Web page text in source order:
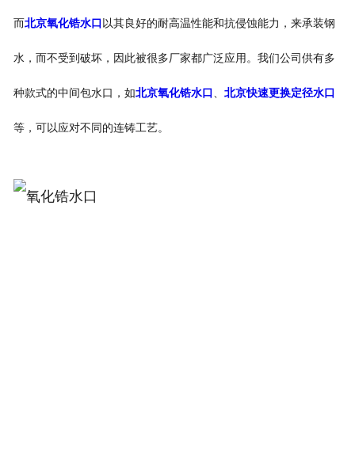
而北京氧化锆水口 以其良好的耐高温性能和抗侵蚀能力，来承装钢
水，而不受到破坏，因此被很多厂家都广泛应用。我们公司供有多
种款式的中间包水口，如北京氧化锆水口 、 北京快速更换定径水口
等，可以应对不同的连铸工艺。